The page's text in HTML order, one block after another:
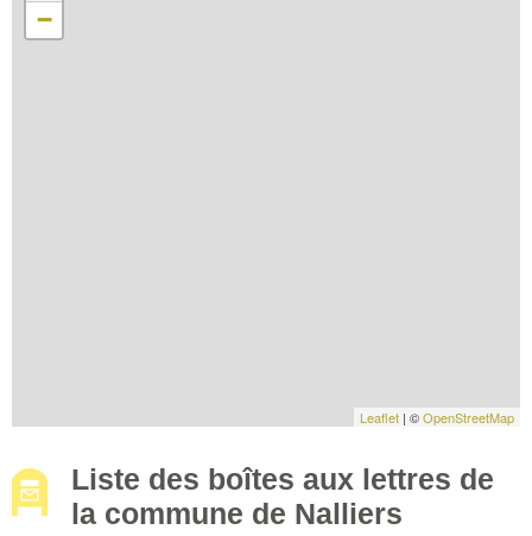
−
Leaflet | ©OpenStreetMap
Liste des boîtes aux lettres de
la commune de Nalliers